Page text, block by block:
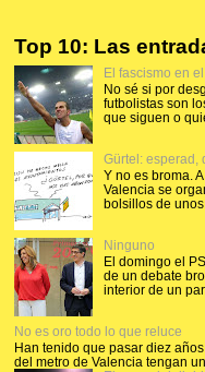
Top 10: Las
El fascismo en
No sé si por
futbolistas son
que siguen o
Gürtel: esperad,
Y no es broma.
Valencia se
bolsillos de unos
Ninguno
El domingo el
de un debate
interior de un
No es oro todo lo que reluce
Han tenido que pasar diez
del metro de Valencia tengan